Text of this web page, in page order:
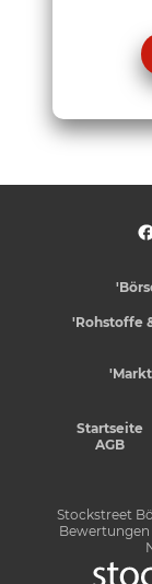
'Rohstoffe
Startseite
AGB
Stockstreet